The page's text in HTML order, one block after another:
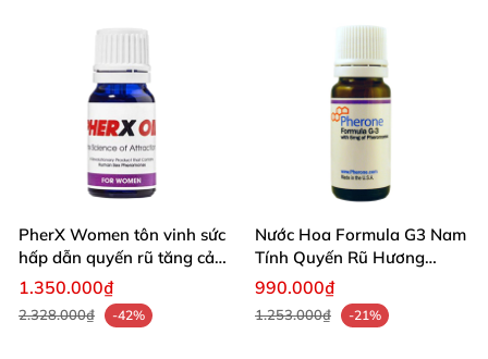
PherX Women tôn vinh sức
hấp dẫn quyến rũ tăng cảm
xúc phái mạnh
1.350.000₫
2.328.000₫ -42%
Nước Hoa Formula G3 Nam
Tính Quyến Rũ Hương
Thơm Kích Thích
990.000₫
1.253.000₫ -21%